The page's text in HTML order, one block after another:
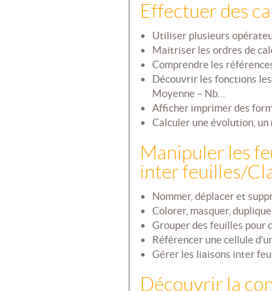
Effectuer des
Utiliser plusieurs
Maitriser les ordres de
Comprendre les
Découvrir les fonctions
Moyenne – Nb…
Afficher imprimer des
Calculer une évolution, un
Manipuler les
inter feuilles/
Nommer, déplacer et
Colorer, masquer,
Grouper des feuilles pour
Référencer une cellule
Gérer les liaisons inter
Découvrir la